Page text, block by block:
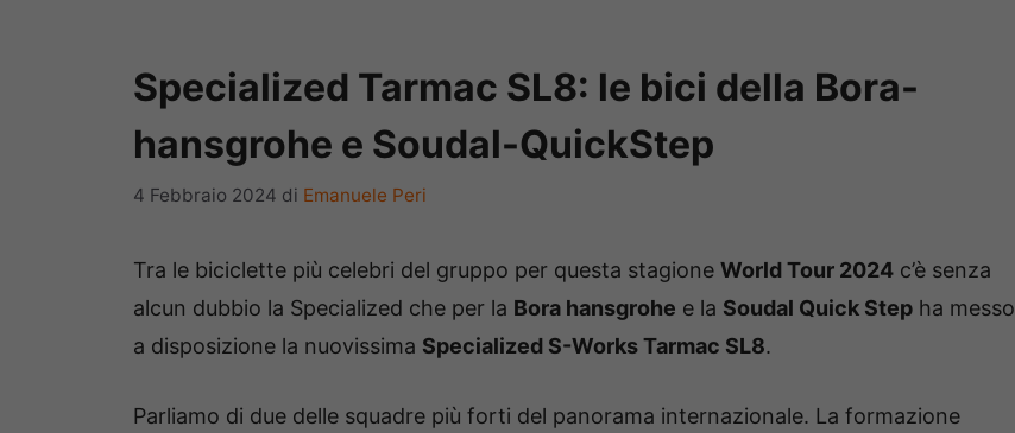
Specialized Tarmac SL8: le bici della Bora-
hansgrohe e Soudal-QuickStep
4 Febbraio 2024 di Emanuele Peri
Tra le biciclette più celebri del gruppo per questa stagione World Tour 2024 c’è senza
alcun dubbio la Specialized che per la Bora hansgrohe e la Soudal Quick Step ha messo
a disposizione la nuovissima Specialized S-Works Tarmac SL8.
Parliamo di due delle squadre più forti del panorama internazionale. La formazione